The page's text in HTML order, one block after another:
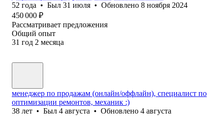
52 года • Был 31 июля • Обновлено 8 ноября 2024
450 000 ₽
Рассматривает предложения
Общий опыт
31 год 2 месяца
менеджер по продажам (онлайн/оффлайн), специалист по
оптимизации ремонтов, механик :)
38 лет • Был 4 августа • Обновлено 4 августа